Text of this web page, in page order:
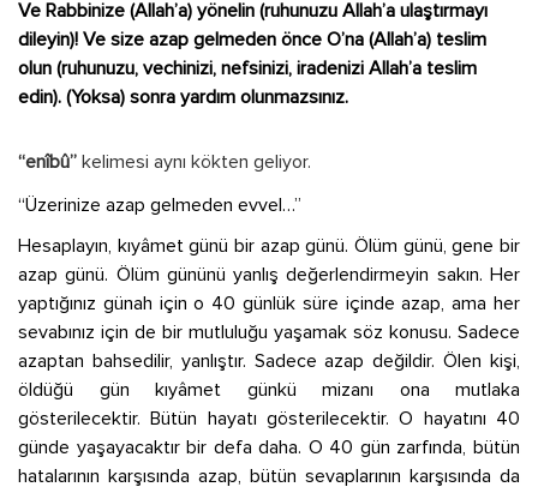
Ve Rabbinize (Allah’a) yönelin (ruhunuzu Allah’a ulaştırmayı
dileyin)! Ve size azap gelmeden önce O’na (Allah’a) teslim
olun (ruhunuzu, vechinizi, nefsinizi, iradenizi Allah’a teslim
edin). (Yoksa) sonra yardım olunmazsınız.
“enîbû” kelimesi aynı kökten geliyor.
“Üzerinize azap gelmeden evvel…”
Hesaplayın, kıyâmet günü bir azap günü. Ölüm günü, gene bir
azap günü. Ölüm gününü yanlış değerlendirmeyin sakın. Her
yaptığınız günah için o 40 günlük süre içinde azap, ama her
sevabınız için de bir mutluluğu yaşamak söz konusu. Sadece
azaptan bahsedilir, yanlıştır. Sadece azap değildir. Ölen kişi,
öldüğü gün kıyâmet günkü mizanı ona mutlaka
gösterilecektir. Bütün hayatı gösterilecektir. O hayatını 40
günde yaşayacaktır bir defa daha. O 40 gün zarfında, bütün
hatalarının karşısında azap, bütün sevaplarının karşısında da